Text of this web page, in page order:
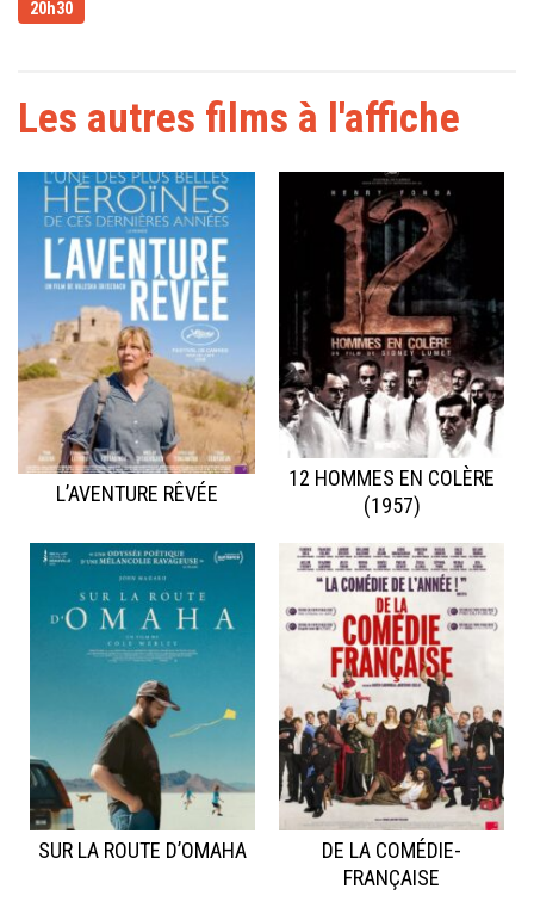
20h30
Les autres films à l'affiche
L’AVENTURE RÊVÉE
12 HOMMES EN COLÈRE
(1957)
SUR LA ROUTE D’OMAHA
DE LA COMÉDIE-
FRANÇAISE